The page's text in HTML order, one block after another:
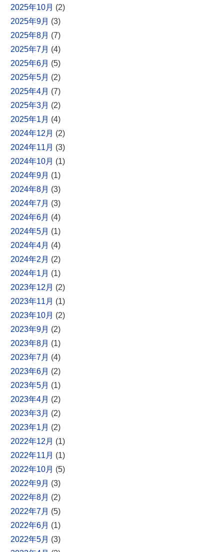
2025年10月 (2)
2025年9月 (3)
2025年8月 (7)
2025年7月 (4)
2025年6月 (5)
2025年5月 (2)
2025年4月 (7)
2025年3月 (2)
2025年1月 (4)
2024年12月 (2)
2024年11月 (3)
2024年10月 (1)
2024年9月 (1)
2024年8月 (3)
2024年7月 (3)
2024年6月 (4)
2024年5月 (1)
2024年4月 (4)
2024年2月 (2)
2024年1月 (1)
2023年12月 (2)
2023年11月 (1)
2023年10月 (2)
2023年9月 (2)
2023年8月 (1)
2023年7月 (4)
2023年6月 (2)
2023年5月 (1)
2023年4月 (2)
2023年3月 (2)
2023年1月 (2)
2022年12月 (1)
2022年11月 (1)
2022年10月 (5)
2022年9月 (3)
2022年8月 (2)
2022年7月 (5)
2022年6月 (1)
2022年5月 (3)